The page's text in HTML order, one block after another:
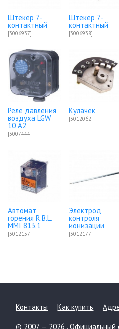
Штекер 7-
контактный
[3006937]
Штекер 7-
контактный
[3006938]
Реле давления
воздуха LGW
10 A2
[3007444]
Кулачек
[3012062]
Автомат
горения R.B.L.
MMI 813.1
[3012157]
Электрод
контроля
ионизации
[3012177]
Контакты Как купить
© 2007 — 2026 .Официальный